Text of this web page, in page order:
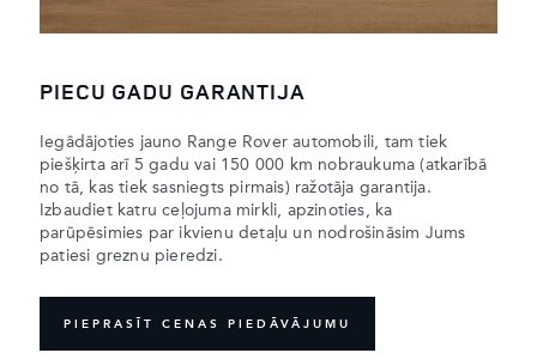
PIECU GADU GARANTIJA
Iegādājoties jauno Range Rover automobili, tam tiek
piešķirta arī 5 gadu vai 150 000 km nobraukuma (atkarībā
no tā, kas tiek sasniegts pirmais) ražotāja garantija.
Izbaudiet katru ceļojuma mirkli, apzinoties, ka
parūpēsimies par ikvienu detaļu un nodrošināsim Jums
patiesi greznu pieredzi.
PIEPRASĪT CENAS PIEDĀVĀJUMU